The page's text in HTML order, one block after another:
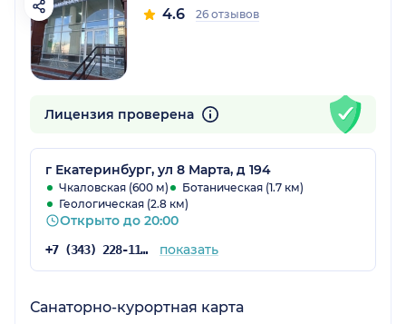
4.6 26 отзывов
Лицензия проверена
г Екатеринбург, ул 8 Марта, д 194
Чкаловская (600 м)
Ботаническая (1.7 км)
Геологическая (2.8 км)
Открыто до 20:00
+7 (343) 228-11-28 показать
Санаторно-курортная карта